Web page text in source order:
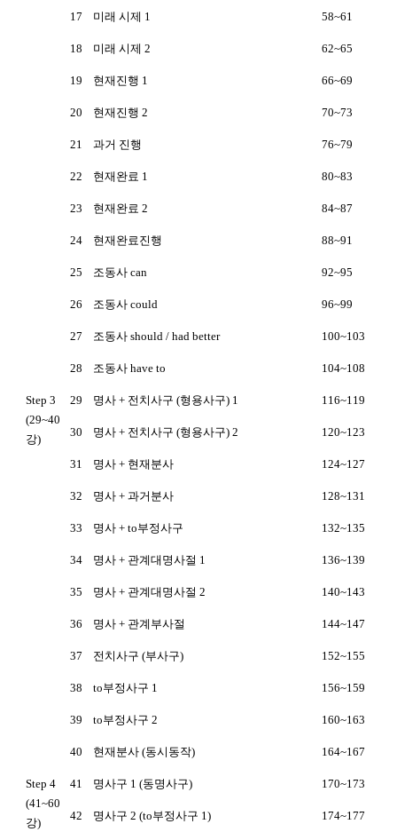
17 미래 시제 1 58~61
18 미래 시제 2 62~65
19 현재진행 1 66~69
20 현재진행 2 70~73
21 과거 진행 76~79
22 현재완료 1 80~83
23 현재완료 2 84~87
24 현재완료진행 88~91
25 조동사 can 92~95
26 조동사 could 96~99
27 조동사 should / had better 100~103
28 조동사 have to 104~108
Step 3
(29~40
강)
29 명사 + 전치사구 (형용사구) 1 116~119
30 명사 + 전치사구 (형용사구) 2 120~123
31 명사 + 현재분사 124~127
32 명사 + 과거분사 128~131
33 명사 + to부정사구 132~135
34 명사 + 관계대명사절 1 136~139
35 명사 + 관계대명사절 2 140~143
36 명사 + 관계부사절 144~147
37 전치사구 (부사구) 152~155
38 to부정사구 1 156~159
39 to부정사구 2 160~163
40 현재분사 (동시동작) 164~167
Step 4
(41~60
강)
41 명사구 1 (동명사구) 170~173
42 명사구 2 (to부정사구 1) 174~177